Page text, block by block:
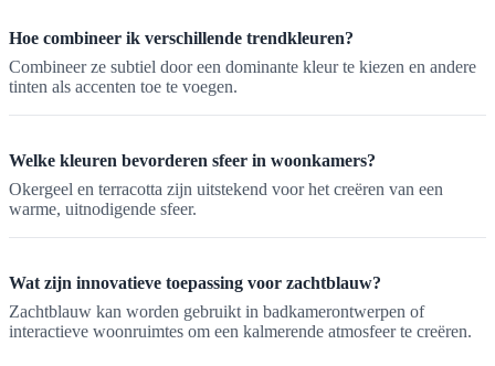
Hoe combineer ik verschillende trendkleuren?
Combineer ze subtiel door een dominante kleur te kiezen en andere
tinten als accenten toe te voegen.
Welke kleuren bevorderen sfeer in woonkamers?
Okergeel en terracotta zijn uitstekend voor het creëren van een
warme, uitnodigende sfeer.
Wat zijn innovatieve toepassing voor zachtblauw?
Zachtblauw kan worden gebruikt in badkamerontwerpen of
interactieve woonruimtes om een kalmerende atmosfeer te creëren.